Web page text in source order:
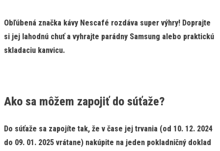
Obľúbená značka kávy Nescafé rozdáva super výhry! Doprajte
si jej lahodnú chuť a vyhrajte parádny Samsung alebo praktickú
skladaciu kanvicu.
Ako sa môžem zapojiť do súťaže?
Do súťaže sa zapojíte tak, že v čase jej trvania (od 10. 12. 2024
do 09. 01. 2025 vrátane) nakúpite na jeden pokladničný doklad